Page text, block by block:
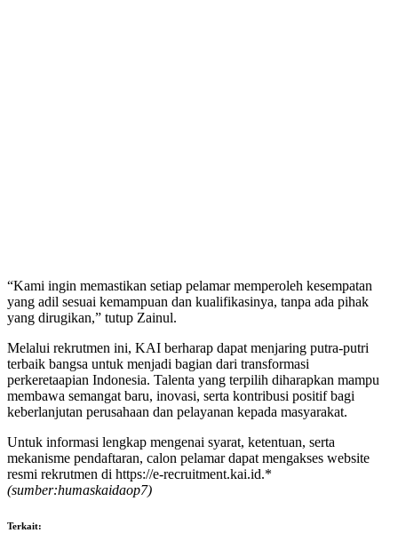
“Kami ingin memastikan setiap pelamar memperoleh kesempatan
yang adil sesuai kemampuan dan kualifikasinya, tanpa ada pihak
yang dirugikan,” tutup Zainul.
Melalui rekrutmen ini, KAI berharap dapat menjaring putra-putri
terbaik bangsa untuk menjadi bagian dari transformasi
perkeretaapian Indonesia. Talenta yang terpilih diharapkan mampu
membawa semangat baru, inovasi, serta kontribusi positif bagi
keberlanjutan perusahaan dan pelayanan kepada masyarakat.
Untuk informasi lengkap mengenai syarat, ketentuan, serta
mekanisme pendaftaran, calon pelamar dapat mengakses website
resmi rekrutmen di https://e-recruitment.kai.id.*
(sumber:humaskaidaop7)
Terkait: